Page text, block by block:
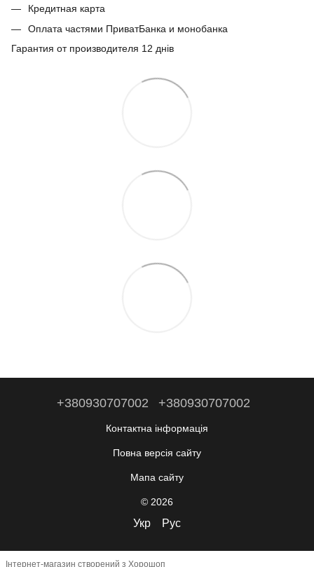
Кредитная карта
Оплата частями ПриватБанка и монобанка
Гарантия от производителя 12 днів
+380930707002 +380930707002
Контактна інформація
Повна версія сайту
Мапа сайту
© 2026
Укр Рус
Інтернет-магазин створений з Хорошоп